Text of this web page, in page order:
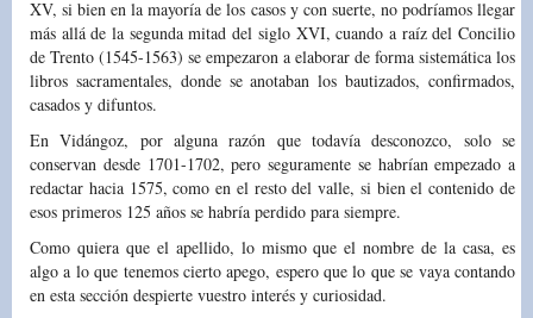
XV, si bien en la mayoría de los casos y con suerte, no podríamos llegar
más allá de la segunda mitad del siglo XVI, cuando a raíz del Concilio
de Trento (1545-1563) se empezaron a elaborar de forma sistemática los
libros sacramentales, donde se anotaban los bautizados, confirmados,
casados y difuntos.
En Vidángoz, por alguna razón que todavía desconozco, solo se
conservan desde 1701-1702, pero seguramente se habrían empezado a
redactar hacia 1575, como en el resto del valle, si bien el contenido de
esos primeros 125 años se habría perdido para siempre.
Como quiera que el apellido, lo mismo que el nombre de la casa, es
algo a lo que tenemos cierto apego, espero que lo que se vaya contando
en esta sección despierte vuestro interés y curiosidad.